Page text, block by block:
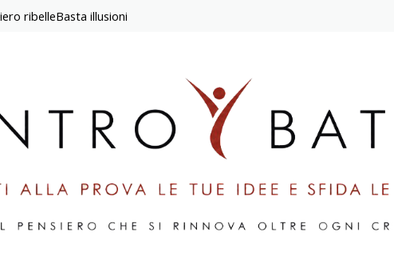
ribelleBasta illusioni